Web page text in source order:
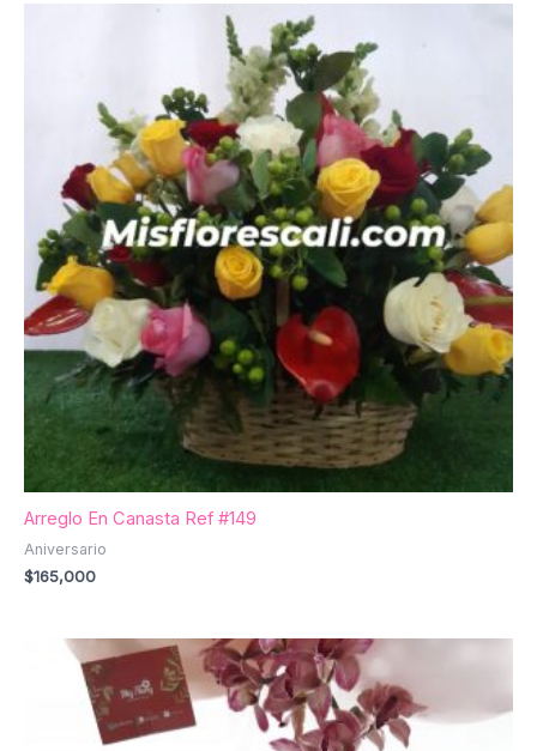
Arreglo En Canasta Ref #149
Aniversario
$165,000